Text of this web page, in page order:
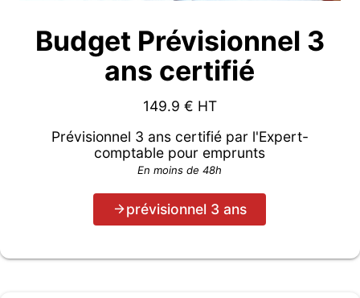
Budget Prévisionnel 3
ans certifié
149.9 € HT
Prévisionnel 3 ans certifié par l'Expert-
comptable pour emprunts
En moins de 48h
prévisionnel 3 ans